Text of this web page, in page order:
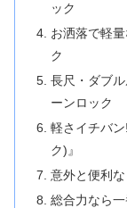
ック
お洒落で軽
ク
長尺・ダブ
ーンロック
軽さイチバ
ク)』
意外と便利
総合力なら